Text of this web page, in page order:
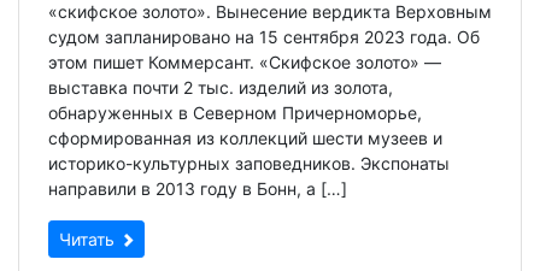
«скифское золото». Вынесение вердикта Верховным
судом запланировано на 15 сентября 2023 года. Об
этом пишет Коммерсант. «Скифское золото» —
выставка почти 2 тыс. изделий из золота,
обнаруженных в Северном Причерноморье,
сформированная из коллекций шести музеев и
историко-культурных заповедников. Экспонаты
направили в 2013 году в Бонн, а […]
Читать